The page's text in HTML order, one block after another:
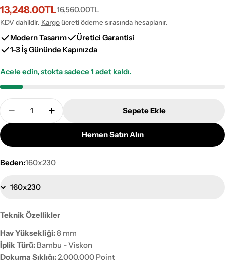
İndirimli
fiyat
13,248.00TL
Normal
fiyat
16,560.00TL
KDV dahildir. Kargo ücreti ödeme sırasında hesaplanır.
Modern Tasarım
Üretici Garantisi
1-3 İş Gününde Kapınızda
Acele edin, stokta sadece1 adet kaldı.
Adet
Elexus Semerkant 1772 Bambu Salon Halısı
Elexus Semerkant 1772 Bambu Salon
Sepete Ekle
Hemen Satın Alın
Beden:160x230
Teknik Özellikler
Hav Yüksekliği:8 mm
İplik Türü: Bambu - Viskon
Dokuma Sıklığı:2.000.000 Point